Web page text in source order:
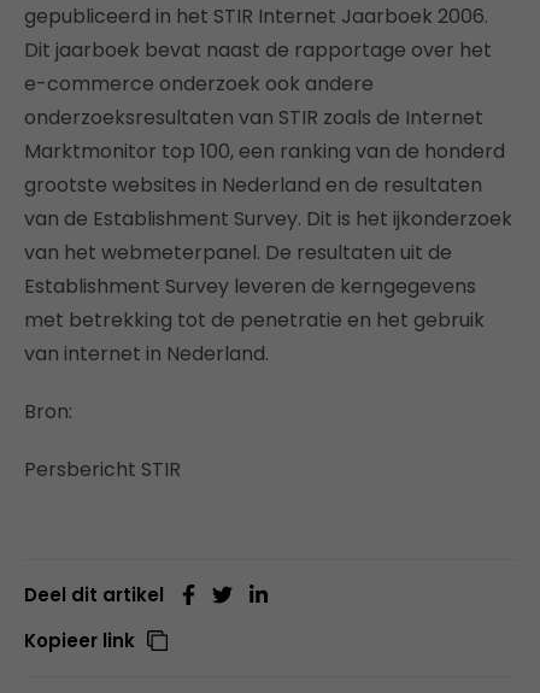
gepubliceerd in het STIR Internet Jaarboek 2006.
Dit jaarboek bevat naast de rapportage over het
e-commerce onderzoek ook andere
onderzoeksresultaten van STIR zoals de Internet
Marktmonitor top 100, een ranking van de honderd
grootste websites in Nederland en de resultaten
van de Establishment Survey. Dit is het ijkonderzoek
van het webmeterpanel. De resultaten uit de
Establishment Survey leveren de kerngegevens
met betrekking tot de penetratie en het gebruik
van internet in Nederland.
Bron:
Persbericht STIR
Deel dit artikel
Kopieer link